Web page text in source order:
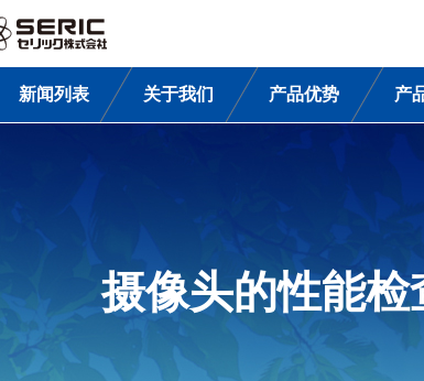
新闻列表 关于我们 产品优势 产
摄像头的性能